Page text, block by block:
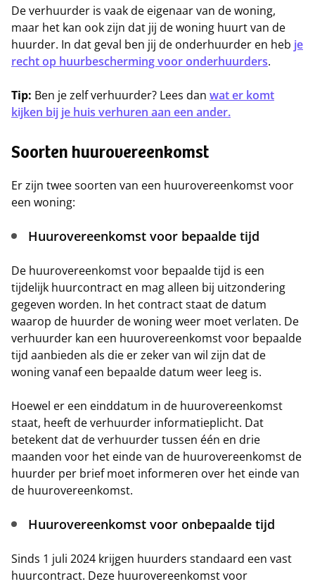
De verhuurder is vaak de eigenaar van de woning,
maar het kan ook zijn dat jij de woning huurt van de
huurder. In dat geval ben jij de onderhuurder en heb je
recht op huurbescherming voor onderhuurders.
Tip: Ben je zelf verhuurder? Lees dan wat er komt
kijken bij je huis verhuren aan een ander.
Soorten huurovereenkomst
Er zijn twee soorten van een huurovereenkomst voor
een woning:
Huurovereenkomst voor bepaalde tijd
De huurovereenkomst voor bepaalde tijd is een
tijdelijk huurcontract en mag alleen bij uitzondering
gegeven worden. In het contract staat de datum
waarop de huurder de woning weer moet verlaten. De
verhuurder kan een huurovereenkomst voor bepaalde
tijd aanbieden als die er zeker van wil zijn dat de
woning vanaf een bepaalde datum weer leeg is.
Hoewel er een einddatum in de huurovereenkomst
staat, heeft de verhuurder informatieplicht. Dat
betekent dat de verhuurder tussen één en drie
maanden voor het einde van de huurovereenkomst de
huurder per brief moet informeren over het einde van
de huurovereenkomst.
Huurovereenkomst voor onbepaalde tijd
Sinds 1 juli 2024 krijgen huurders standaard een vast
huurcontract. Deze huurovereenkomst voor